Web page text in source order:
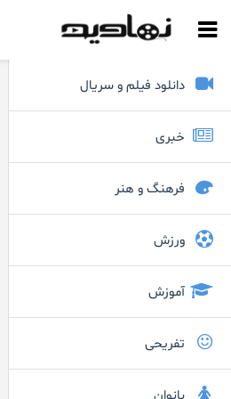
دانلود فیلم و سریال
خبری
فرهنگ و هنر
ورزش
آموزش
تفریحی